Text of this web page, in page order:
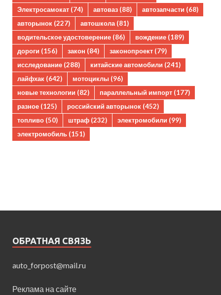
Электросамокат (74) автоваз (88) автозапчасти (68)
авторынок (227) автошкола (81)
водительское удостоверение (86) вождение (189)
дороги (156) закон (84) законопроект (79)
исследование (288) китайские автомобили (241)
лайфхак (642) мотоциклы (96)
новые технологии (82) параллельный импорт (177)
разное (125) российский авторынок (452)
топливо (50) штраф (232) электромобили (99)
электромобиль (151)
ОБРАТНАЯ СВЯЗЬ
auto_forpost@mail.ru
Реклама на сайте